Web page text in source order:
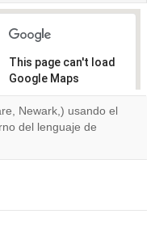
This page can't load
Google Maps
correctly.
Do you
Newark,) usando el
del lenguaje de